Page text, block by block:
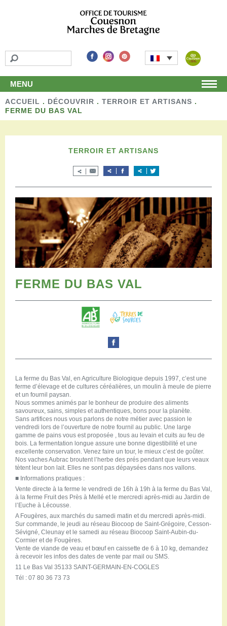
MENU
Accueil
Découvrir
Les activités de loisirs
Terroir et artisans
Autour de chez nous
Séjourner
Hébergements
Restaurants
Aires de camping-car
Salles de réception
Aires de pique-nique
Randonner
Randonnées équestres
Documents à télécharger
Tourisme accessible
Venir en groupe
Espace Pro
ACCUEIL . DÉCOUVRIR . TERROIR ET ARTISANS .
FERME DU BAS VAL
TERROIR ET ARTISANS
FERME DU BAS VAL
La ferme du Bas Val, en Agriculture Biologique depuis 1997, c’est une
ferme d’élevage et de cultures céréalières, un moulin à meule de pierre
et un fournil paysan.
Nous sommes animés par le bonheur de produire des aliments
savoureux, sains, simples et authentiques, bons pour la planète.
Sans artifices nous vous parlons de notre métier avec passion le
vendredi lors de l’ouverture de notre fournil au public. Une large
gamme de pains vous est proposée , tous au levain et cuits au feu de
bois. La fermentation longue assure une bonne digestibilité et une
excellente conservation. Venez faire un tour, le mieux c’est de goûter.
Nos vaches Aubrac broutent l’herbe des prés pendant que leurs veaux
tètent leur bon lait. Elles ne sont pas dépaysées dans nos vallons.
■ Informations pratiques :
Vente directe à la ferme le vendredi de 16h à 19h à la ferme du Bas Val,
à la ferme Fruit des Près à Mellé et le mercredi après-midi au Jardin de
l’Euche à Lécousse.
A Fougères, aux marchés du samedi matin et du mercredi après-midi.
Sur commande, le jeudi au réseau Biocoop de Saint-Grégoire, Cesson-
Sévigné, Cleunay et le samedi au réseau Biocoop Saint-Aubin-du-
Cormier et de Fougères.
Vente de viande de veau et bœuf en caissette de 6 à 10 kg, demandez
à recevoir les infos des dates de vente par mail ou SMS.
11 Le Bas Val 35133 SAINT-GERMAIN-EN-COGLES
Tél : 07 80 36 73 73